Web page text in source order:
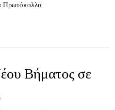
Πρωτόκολλα
Βήματος σε